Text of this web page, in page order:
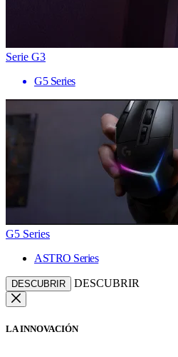
Serie G3
G5 Series
G5 Series
ASTRO Series
DESCUBRIR DESCUBRIR
LA INNOVACIÓN